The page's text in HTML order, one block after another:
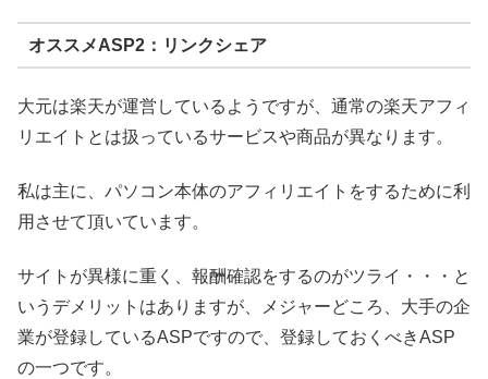
オススメASP2：リンクシェア
大元は楽天が運営しているようですが、通常の楽天アフィ
リエイトとは扱っているサービスや商品が異なります。
私は主に、パソコン本体のアフィリエイトをするために利
用させて頂いています。
サイトが異様に重く、報酬確認をするのがツライ・・・と
いうデメリットはありますが、メジャーどころ、大手の企
業が登録しているASPですので、登録しておくべきASP
の一つです。